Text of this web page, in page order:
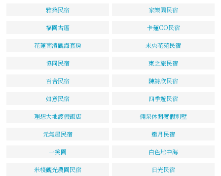
雅築民宿 家樂園民宿
福園古厝 卡蓮CO民宿
花蓮南濱觀海套房 未央花苑民宿
協同民宿 東之旅民宿
百合民宿 陳詩欣民宿
如意民宿 四季遊民宿
理想大地渡假飯店 倆呆休閒渡假別墅
元氣屋民宿 邀月民宿
一笑園 白色地中海
米棧觀光農園民宿 日光民宿